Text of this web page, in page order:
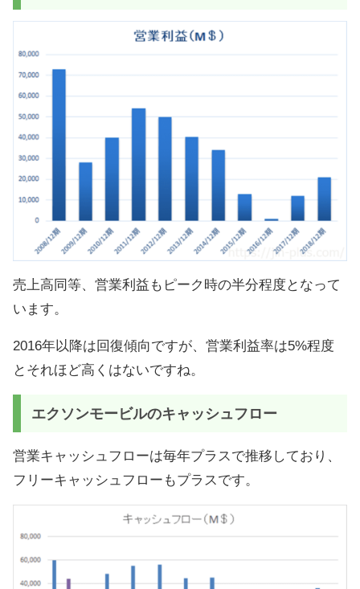
売上高同等、営業利益もピーク時の半分程度となって
います。
2016年以降は回復傾向ですが、営業利益率は5%程度
とそれほど高くはないですね。
エクソンモービルのキャッシュフロー
営業キャッシュフローは毎年プラスで推移しており、
フリーキャッシュフローもプラスです。